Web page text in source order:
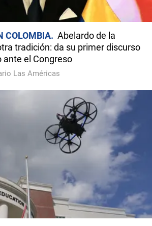
COLOMBIA
Abelardo de la
tradición: da su primer discurso
ante el Congreso
Las Américas